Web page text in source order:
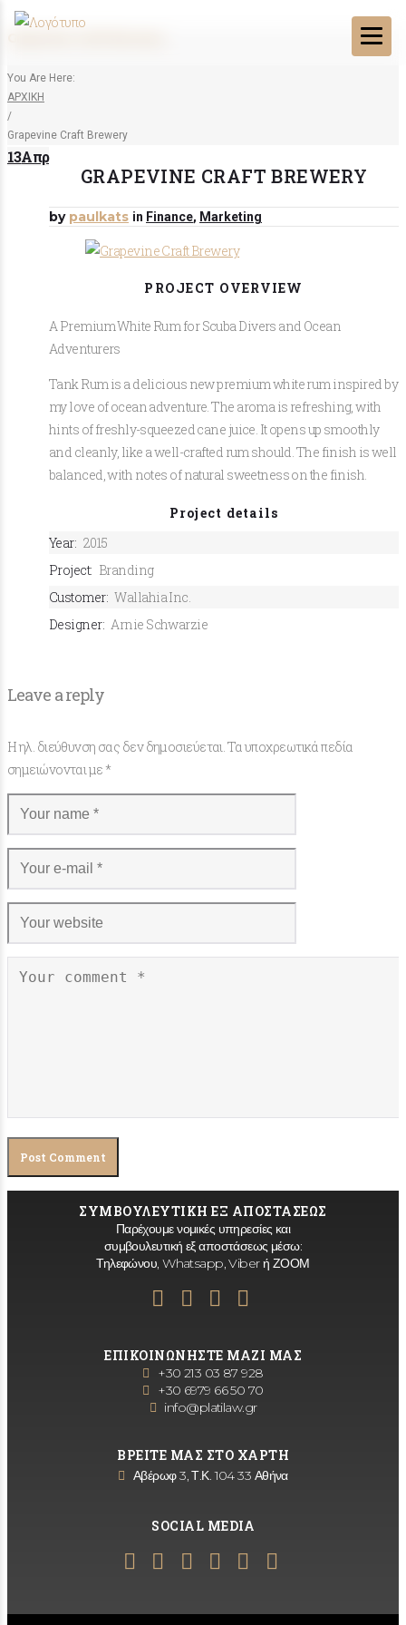
You Are Here:
ΑΡΧΙΚΗ
/
Grapevine Craft Brewery
13Απρ
GRAPEVINE CRAFT BREWERY
by paulkats in Finance, Marketing
PROJECT OVERVIEW
A Premium White Rum for Scuba Divers and Ocean
Adventurers
Tank Rum is a delicious new premium white rum inspired by
my love of ocean adventure. The aroma is refreshing, with
hints of freshly-squeezed cane juice. It opens up smoothly
and cleanly, like a well-crafted rum should. The finish is well
balanced, with notes of natural sweetness on the finish.
Project details
Year: 2015
Project: Branding
Customer: Wallahia Inc.
Designer: Arnie Schwarzie
Leave a reply
Η ηλ. διεύθυνση σας δεν δημοσιεύεται. Τα υποχρεωτικά πεδία
σημειώνονται με *
ΣΥΜΒΟΥΛΕΥΤΙΚΗ ΕΞ ΑΠΟΣΤΑΣΕΩΣ
Παρέχουμε νομικές υπηρεσίες και
συμβουλευτική εξ αποστάσεως μέσω:
Τηλεφώνου, Whatsapp, Viber ή ΖΟΟΜ
ΕΠΙΚΟΙΝΩΝΗΣΤΕ ΜΑΖΙ ΜΑΣ
+30 213 03 87 928
+30 6979 66 50 70
info@platilaw.gr
ΒΡΕΙΤΕ ΜΑΣ ΣΤΟ ΧΑΡΤΗ
Αβέρωφ 3, Τ.Κ. 104 33 Αθήνα
SOCIAL MEDIA